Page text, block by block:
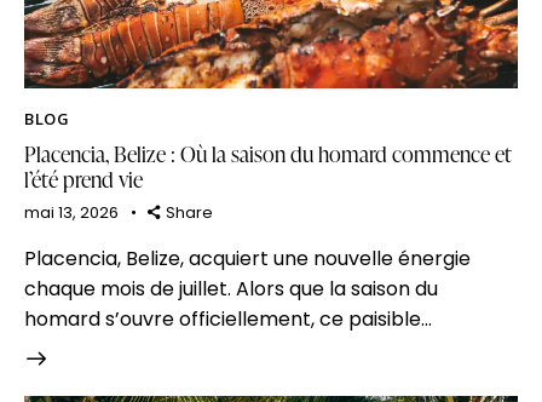
BLOG
Placencia, Belize : Où la saison du homard commence et
l’été prend vie
mai 13, 2026 Share
Placencia, Belize, acquiert une nouvelle énergie
chaque mois de juillet. Alors que la saison du
homard s’ouvre officiellement, ce paisible…